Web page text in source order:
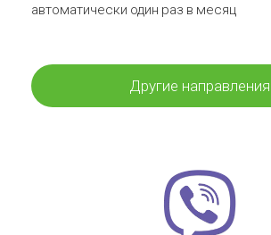
автоматически один раз в месяц
Другие направления